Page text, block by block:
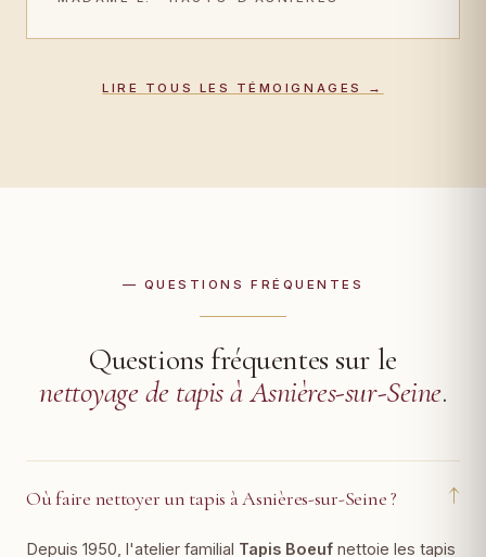
LIRE TOUS LES TÉMOIGNAGES →
— QUESTIONS FRÉQUENTES
Questions fréquentes sur le
nettoyage de tapis à Asnières-sur-Seine.
Où faire nettoyer un tapis à Asnières-sur-Seine ? ↓
Depuis 1950, l'atelier familial Tapis Boeuf nettoie les tapis